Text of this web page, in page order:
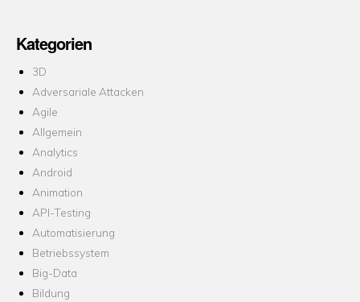
Kategorien
3D
Adversariale Attacken
Agile
Allgemein
Analytics
Android
Animation
API-Testing
Automatisierung
Betriebssystem
Big-Data
Bildung